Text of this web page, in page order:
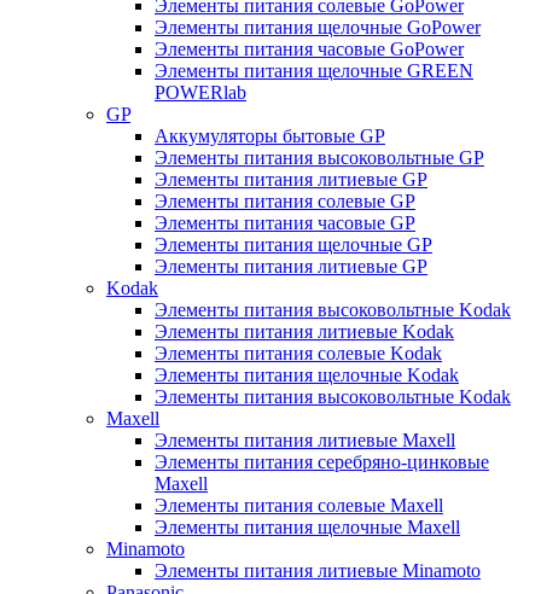
Элементы питания солевые GoPower
Элементы питания щелочные GoPower
Элементы питания часовые GoPower
Элементы питания щелочные GREEN
POWERlab
GP
Аккумуляторы бытовые GP
Элементы питания высоковольтные GP
Элементы питания литиевые GP
Элементы питания солевые GP
Элементы питания часовые GP
Элементы питания щелочные GP
Элементы питания литиевые GP
Kodak
Элементы питания высоковольтные Kodak
Элементы питания литиевые Kodak
Элементы питания солевые Kodak
Элементы питания щелочные Kodak
Элементы питания высоковольтные Kodak
Maxell
Элементы питания литиевые Maxell
Элементы питания серебряно-цинковые
Maxell
Элементы питания солевые Maxell
Элементы питания щелочные Maxell
Minamoto
Элементы питания литиевые Minamoto